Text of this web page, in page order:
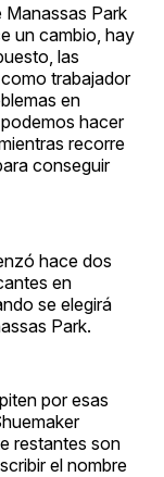
Manassas Park
un cambio, hay
las
trabajador
en
hacer
recorre
conseguir
hace dos
en
se elegirá
Park.
por esas
restantes son
el nombre